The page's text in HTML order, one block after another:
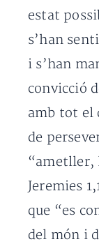
estat
s’han
i s’han
convicció
amb tot el
de
“ametller,
Jeremies
que “es
del món i